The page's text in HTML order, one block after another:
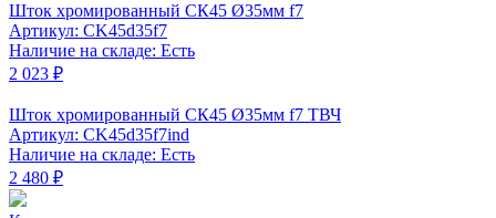
Шток хромированный СК45 Ø35мм f7
Артикул: CK45d35f7
Наличие на складе: Есть
2 023 ₽
Шток хромированный СК45 Ø35мм f7 ТВЧ
Артикул: CK45d35f7ind
Наличие на складе: Есть
2 480 ₽